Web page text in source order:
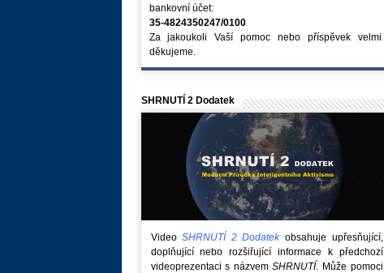
bankovní účet:
35-4824350247/0100
Za jakoukoli Vaší pomoc nebo příspěvek velmi
děkujeme.
SHRNUTÍ 2 Dodatek
VideoSHRNUTÍ 2 Dodatekobsahuje upřesňující,
doplňující nebo rozšiřující informace k předchozí
videoprezentaci s názvemSHRNUTÍ. Může pomoci